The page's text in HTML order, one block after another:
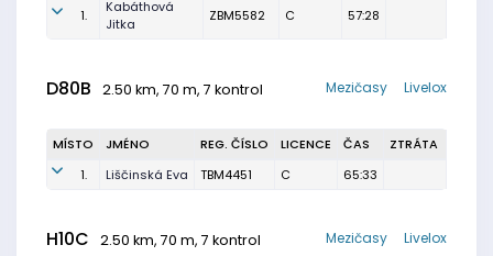
1.
Kabáthová
Jitka
ZBM5582 C 57:28
D80B 2.50 km, 70 m, 7 kontrol Livelox
Mezičasy
MÍSTO JMÉNO REG. ČÍSLO LICENCE ČAS
ZTRÁTA
1.
Liščinská Eva TBM4451 C 65:33
H10C 2.50 km, 70 m, 7 kontrol Livelox
Mezičasy